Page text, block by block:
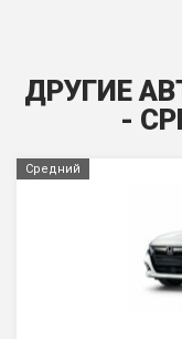
ДРУГИЕ
-
Средний